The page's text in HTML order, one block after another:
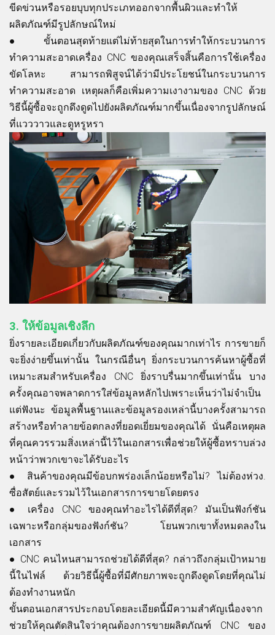
ขีดข่วนหรือรอยบุบทุกประเภทออกจากพื้นผิวและทำให้
ผลิตภัณฑ์มีรูปลักษณ์ใหม่
● ขั้นตอนสุดท้ายแต่ไม่ท้ายสุดในการทำให้กระบวนการ
ทำความสะอาดเครื่อง CNC ของคุณเสร็จสิ้นคือการใช้เครื่อง
ขัดโลหะ สามารถพิสูจน์ได้ว่ามีประโยชน์ในกระบวนการ
ทำความสะอาด เหตุผลก็คือเพิ่มความเงางามของ CNC ด้วย
วิธีนี้ผู้ซื้อจะถูกดึงดูดไปยังผลิตภัณฑ์มากขึ้นเนื่องจากรูปลักษณ์
ที่แวววาวและดูหรูหรา
3. ให้ข้อมูลเชิงลึก
ยิ่งรายละเอียดเกี่ยวกับผลิตภัณฑ์ของคุณมากเท่าไร การขายก็
จะยิ่งง่ายขึ้นเท่านั้น ในกรณีอื่นๆ ยิ่งกระบวนการค้นหาผู้ซื้อที่
เหมาะสมสำหรับเครื่อง CNC ยิ่งราบรื่นมากขึ้นเท่านั้น บาง
ครั้งคุณอาจพลาดการใส่ข้อมูลหลักไปเพราะเห็นว่าไม่จำเป็น
แต่ฟังนะ ข้อมูลพื้นฐานและข้อมูลรองเหล่านี้บางครั้งสามารถ
สร้างหรือทำลายข้อตกลงที่ยอดเยี่ยมของคุณได้ นั่นคือเหตุผล
ที่คุณควรรวมสิ่งเหล่านี้ไว้ในเอกสารเพื่อช่วยให้ผู้ซื้อทราบล่วง
หน้าว่าพวกเขาจะได้รับอะไร
● สินค้าของคุณมีข้อบกพร่องเล็กน้อยหรือไม่? ไม่ต้องห่วง.
ซื่อสัตย์และรวมไว้ในเอกสารการขายโดยตรง
● เครื่อง CNC ของคุณทำอะไรได้ดีที่สุด? มันเป็นฟังก์ชัน
เฉพาะหรือกลุ่มของฟังก์ชัน? โยนพวกเขาทั้งหมดลงใน
เอกสาร
● CNC คนไหนสามารถช่วยได้ดีที่สุด? กล่าวถึงกลุ่มเป้าหมาย
นี้ในไฟล์ ด้วยวิธีนี้ผู้ซื้อที่มีศักยภาพจะถูกดึงดูดโดยที่คุณไม่
ต้องทำงานหนัก
ขั้นตอนเอกสารประกอบโดยละเอียดนี้มีความสำคัญเนื่องจาก
ช่วยให้คุณตัดสินใจว่าคุณต้องการขายผลิตภัณฑ์ CNC ของ